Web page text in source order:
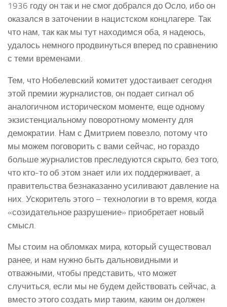
1936 году он так и не смог добрался до Осло, ибо он
оказался в заточении в нацистском концлагере. Так
что нам, так как мы тут находимся оба, я надеюсь,
удалось немного продвинуться вперед по сравнению
с теми временами.
Тем, что Нобелевский комитет удостаивает сегодня
этой премии журналистов, он подает сигнал об
аналогичном историческом моменте, еще одному
экзистенциальному поворотному моменту для
демократии. Нам с Дмитрием повезло, потому что
мы можем поговорить с вами сейчас, но гораздо
больше журналистов преследуются скрыто, без того,
что кто-то об этом знает или их поддерживает, а
правительства безнаказанно усиливают давление на
них. Ускоритель этого – технологии в то время, когда
«созидательное разрушение» приобретает новый
смысл.
Мы стоим на обломках мира, который существовал
ранее, и нам нужно быть дальновидными и
отважными, чтобы представить, что может
случиться, если мы не будем действовать сейчас, а
вместо этого создать мир таким, каким он должен